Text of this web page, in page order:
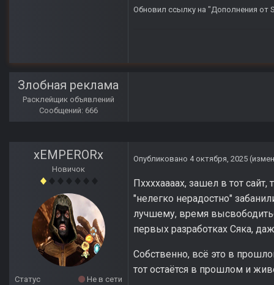
Обновил ссылку на "Дополнения от
Злобная реклама
Расклейщик объявлений
Сообщений: 666
xEMPERORx
Новичок
Статус
Не в сети
Опубликовано 4 октября, 2025
Пххххаааах, зашел в тот
"нелегко нерадостно"
лучшему, время
первых разработках Сяка,
Собственно, всё это в
тот остаётся в прошлом и